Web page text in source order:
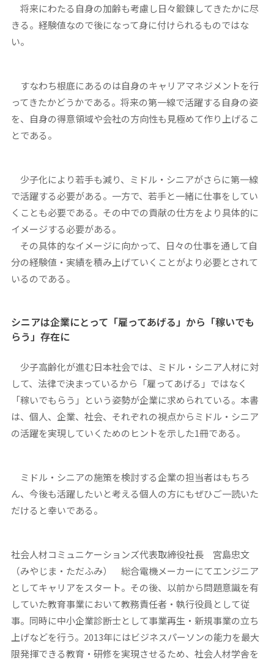
将来にわたる自身の加齢も考慮し日々鍛錬してきたかに尽
きる。経験値なので後になって身に付けられるものではな
い。
すなわち根底にあるのは自身のキャリアマネジメントを行
ってきたかどうかである。将来の第一線で活躍する自身の姿
を、自身の得意領域や会社の方向性も見極めて作り上げるこ
とである。
少子化により若手も減り、ミドル・シニアがさらに第一線
で活躍する必要がある。一方で、若手と一緒に仕事をしてい
くことも必要である。その中での貢献の仕方をより具体的に
イメージする必要がある。
その具体的なイメージに向かって、日々の仕事を通して自
分の経験値・実績を積み上げていくことがより必要とされて
いるのである。
シニアは企業にとって「雇ってあげる」から「稼いでも
らう」存在に
少子高齢化が進む日本社会では、ミドル・シニア人材に対
して、法律で決まっているから「雇ってあげる」ではなく
「稼いでもらう」という姿勢が企業に求められている。本書
は、個人、企業、社会、それぞれの視点からミドル・シニア
の活躍を実現していくためのヒントを示した1冊である。
ミドル・シニアの施策を検討する企業の担当者はもちろ
ん、今後も活躍したいと考える個人の方にもぜひご一読いた
だけると幸いである。
社会人材コミュニケーションズ代表取締役社長 宮島忠文
（みやじま・ただふみ）
総合電機メーカーにてエンジニア
としてキャリアをスタート。その後、以前から問題意識を有
していた教育事業において教務責任者・執行役員として従
事。同時に中小企業診断士として事業再生・新規事業の立ち
上げなどを行う。2013年にはビジネスパーソンの能力を最大
限発揮できる教育・研修を実現させるため、社会人材学舎を